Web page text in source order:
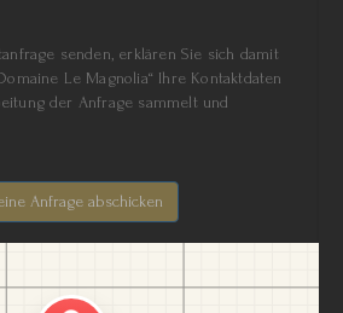
senden, erklären Sie sich damit
Le Magnolia“ Ihre Kontaktdaten
der Anfrage sammelt und